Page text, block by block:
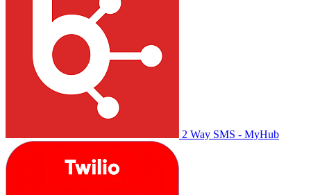
2 Way SMS - MyHub